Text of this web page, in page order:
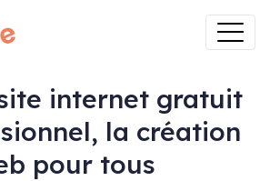
internet gratuit
la création
pour tous